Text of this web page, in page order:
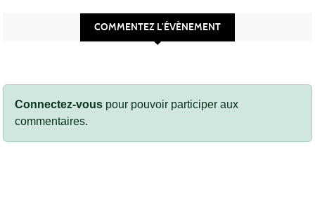
COMMENTEZ L’ÉVÈNEMENT
Connectez-vous pour pouvoir participer aux
commentaires.